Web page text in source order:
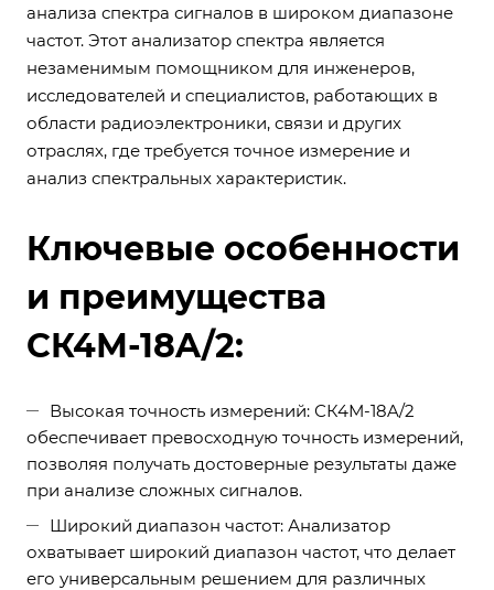
анализа спектра сигналов в широком диапазоне
частот. Этот анализатор спектра является
незаменимым помощником для инженеров,
исследователей и специалистов, работающих в
области радиоэлектроники, связи и других
отраслях, где требуется точное измерение и
анализ спектральных характеристик.
Ключевые особенности
и преимущества
СК4М-18A/2:
Высокая точность измерений: СК4М-18A/2
обеспечивает превосходную точность измерений,
позволяя получать достоверные результаты даже
при анализе сложных сигналов.
Широкий диапазон частот: Анализатор
охватывает широкий диапазон частот, что делает
его универсальным решением для различных